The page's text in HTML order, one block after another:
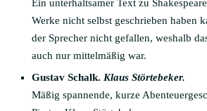
Ein unterhaltsamer Text zu
Werke nicht selbst geschrieben haben
der Sprecher nicht gefallen, weshalb
auch nur mittelmäßig war.
Gustav Schalk. Klaus Störtebeker.
Mäßig spannende, kurze